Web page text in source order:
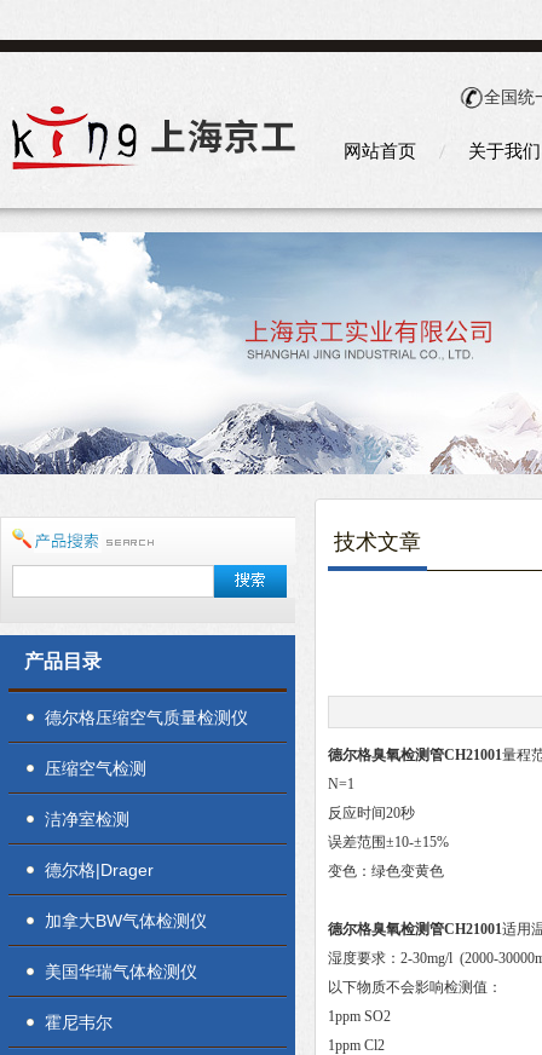
全国统
网站首页 关于我们
产品目录
德尔格压缩空气质量检测仪
压缩空气检测
洁净室检测
德尔格|Drager
加拿大BW气体检测仪
美国华瑞气体检测仪
霍尼韦尔
技术文章
德尔格臭氧检测管CH21001量程
N=1
反应时间20秒
误差范围±10-±15%
变色：绿色变黄色
德尔格臭氧检测管CH21001适用
湿度要求：2-30mg/l (2000-
以下物质不会影响检测值：
1ppm SO2
1ppm Cl2